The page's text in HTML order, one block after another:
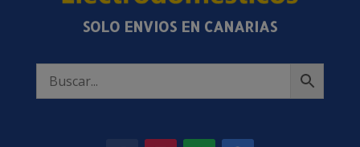
SOLO ENVIOS EN CANARIAS